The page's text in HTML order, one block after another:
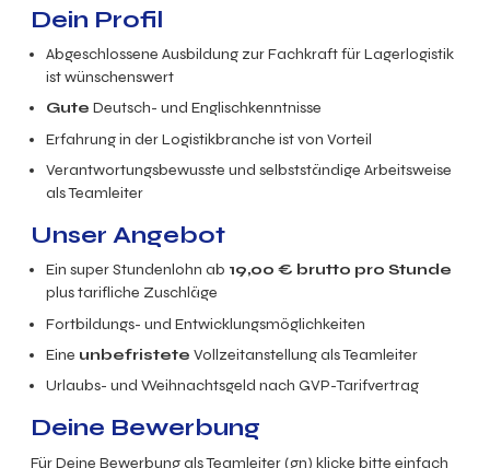
Dein Profil
Abgeschlossene Ausbildung zur Fachkraft für Lagerlogistik
ist wünschenswert
Gute Deutsch- und Englischkenntnisse
Erfahrung in der Logistikbranche ist von Vorteil
Verantwortungsbewusste und selbstständige Arbeitsweise
als Teamleiter
Unser Angebot
Ein superStundenlohn ab 19,00 € brutto pro Stunde
plus tarifliche Zuschläge
Fortbildungs- und Entwicklungsmöglichkeiten
Eine unbefristete Vollzeitanstellung als Teamleiter
Urlaubs- und Weihnachtsgeld nach GVP-Tarifvertrag
Deine Bewerbung
Für Deine Bewerbung als Teamleiter (gn) klicke bitte einfach